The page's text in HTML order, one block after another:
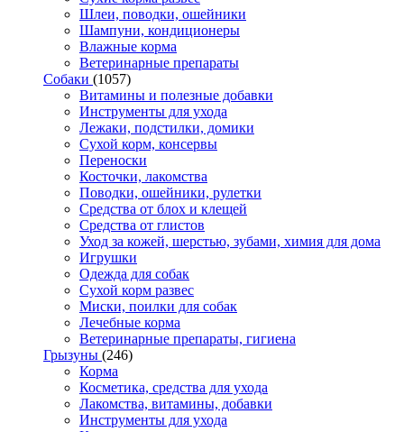
Шлеи, поводки, ошейники
Шампуни, кондиционеры
Влажные корма
Ветеринарные препараты
Собаки (1057)
Витамины и полезные добавки
Инструменты для ухода
Лежаки, подстилки, домики
Сухой корм, консервы
Переноски
Косточки, лакомства
Поводки, ошейники, рулетки
Средства от блох и клещей
Средства от глистов
Уход за кожей, шерстью, зубами, химия для дома
Игрушки
Одежда для собак
Сухой корм развес
Миски, поилки для собак
Лечебные корма
Ветеринарные препараты, гигиена
Грызуны (246)
Корма
Косметика, средства для ухода
Лакомства, витамины, добавки
Инструменты для ухода